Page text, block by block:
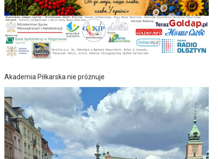
Akademia Piłkarska nie próżnuje